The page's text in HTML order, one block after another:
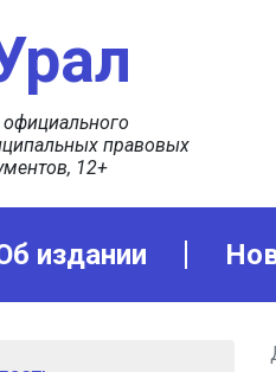
официального
правовых
12+
издании